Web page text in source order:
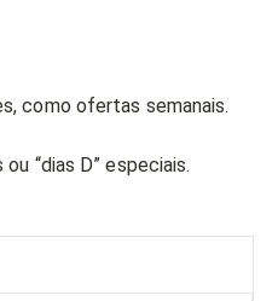
como ofertas semanais.
“dias D” especiais.